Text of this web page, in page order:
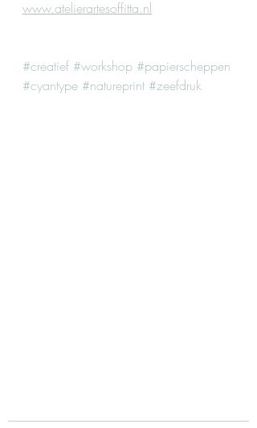
www.atelierartesoffitta.nl
#creatief #workshop #papierscheppen
#cyantype #natureprint #zeefdruk